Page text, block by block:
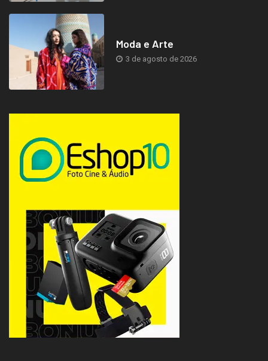
Moda e Arte
3 de agosto de 2026